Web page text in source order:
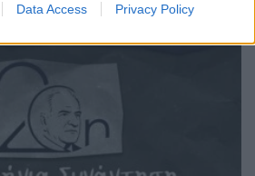
Data Access Privacy Policy